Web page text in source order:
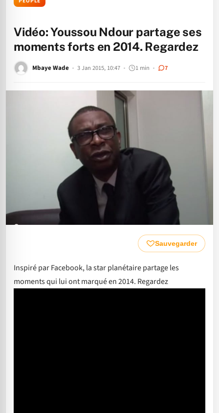
Vidéo: Youssou Ndour partage ses
moments forts en 2014. Regardez
Mbaye Wade 3 Jan 2015, 10:47 1 min 7
Sauvegarder
Inspiré par Facebook, la star planétaire partage les
moments qui lui ont marqué en 2014. Regardez